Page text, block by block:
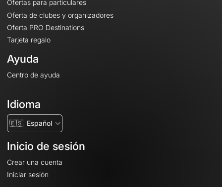
Ofertas para particulares
Oferta de clubes y organizadores
Oferta PRO Destinations
Tarjeta regalo
Ayuda
Centro de ayuda
Idioma
🇪🇸 Español
Inicio de sesión
Crear una cuenta
Iniciar sesión